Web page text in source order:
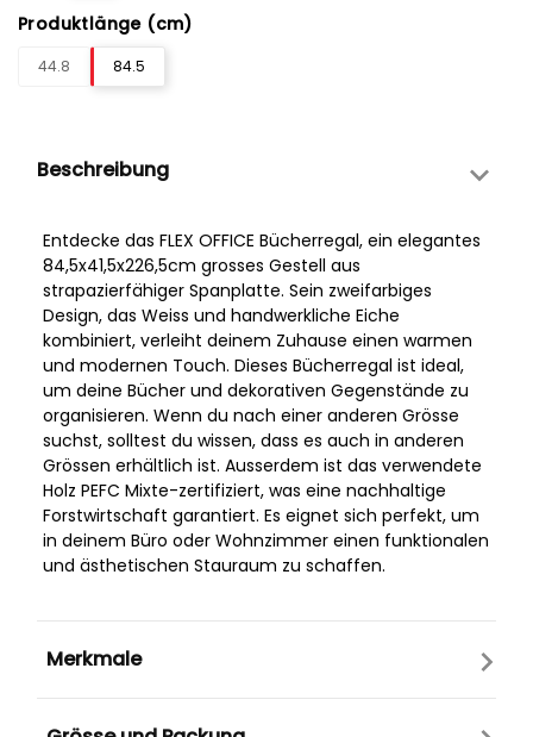
Produktlänge (cm)
44.8 84.5
Beschreibung
Entdecke das FLEX OFFICE Bücherregal, ein elegantes
84,5x41,5x226,5cm grosses Gestell aus
strapazierfähiger Spanplatte. Sein zweifarbiges
Design, das Weiss und handwerkliche Eiche
kombiniert, verleiht deinem Zuhause einen warmen
und modernen Touch. Dieses Bücherregal ist ideal,
um deine Bücher und dekorativen Gegenstände zu
organisieren. Wenn du nach einer anderen Grösse
suchst, solltest du wissen, dass es auch in anderen
Grössen erhältlich ist. Ausserdem ist das verwendete
Holz PEFC Mixte-zertifiziert, was eine nachhaltige
Forstwirtschaft garantiert. Es eignet sich perfekt, um
in deinem Büro oder Wohnzimmer einen funktionalen
und ästhetischen Stauraum zu schaffen.
Merkmale